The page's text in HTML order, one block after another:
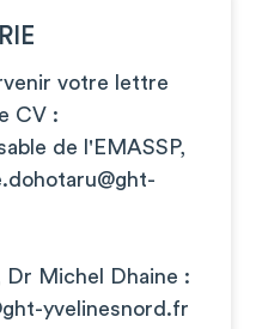
votre lettre
CV :
de l'EMASSP,
Michel Dhaine :
yvelinesnord.fr